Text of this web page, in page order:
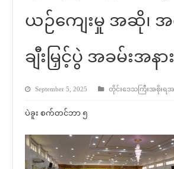
ယဉ်ကျေးမှု အဆို၊ အ
ချီးမြှင့်ပွဲ အခမ်းအန
September 5, 2025 တိုင်းဒေသကြီးအစိုးရအ
ပဲခူး စက်တင်ဘာ ၅